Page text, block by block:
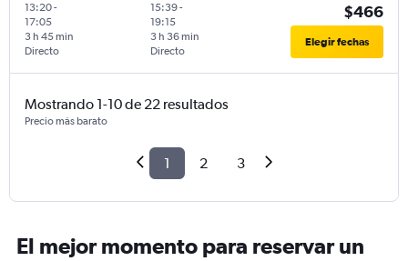
13:20-
17:05
Directo
3 h 45 min
15:39-
19:15
Directo
3 h 36 min
$466
Elegir fechas
Mostrando 1-10 de 22 resultados
Precio más barato
1 2 3
El mejor momento para reservar un